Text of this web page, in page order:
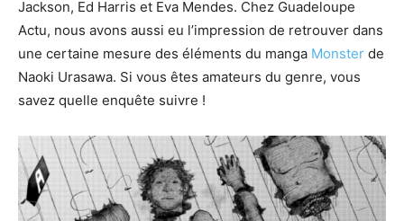
Jackson, Ed Harris et Eva Mendes. Chez Guadeloupe
Actu, nous avons aussi eu l’impression de retrouver dans
une certaine mesure des éléments du manga Monster de
Naoki Urasawa. Si vous êtes amateurs du genre, vous
savez quelle enquête suivre !